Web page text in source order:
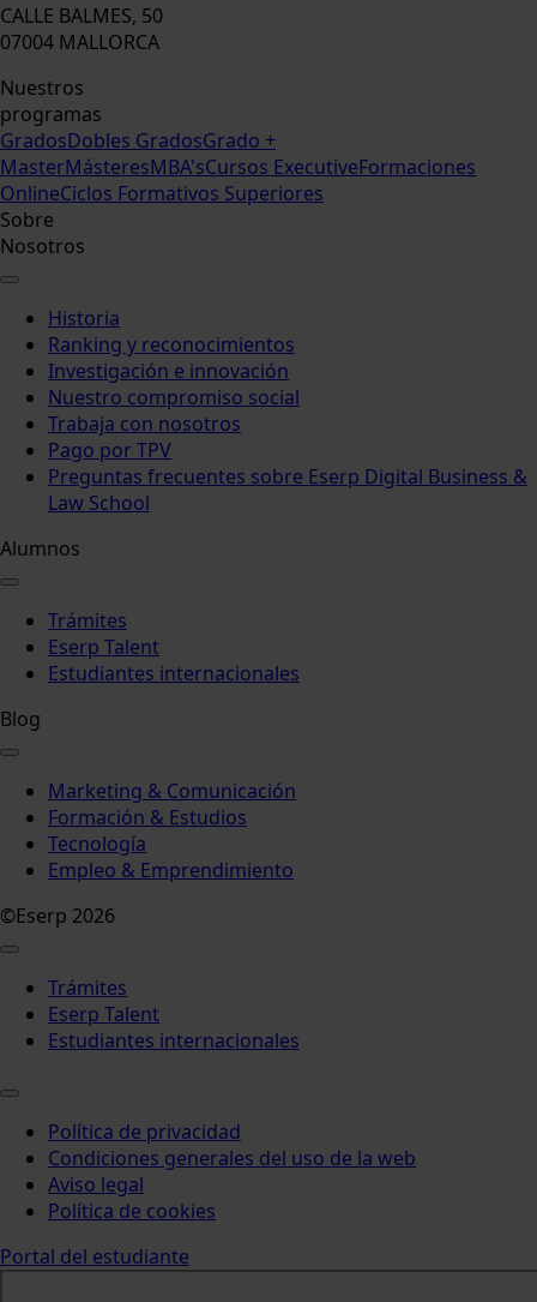
CALLE BALMES, 50
07004 MALLORCA
Nuestros
programas
GradosDobles GradosGrado +
MasterMásteresMBA'sCursos ExecutiveFormaciones
OnlineCiclos Formativos Superiores
Sobre
Nosotros
Historia
Ranking y reconocimientos
Investigación e innovación
Nuestro compromiso social
Trabaja con nosotros
Pago por TPV
Preguntas frecuentes sobre Eserp Digital Business &
Law School
Alumnos
Trámites
Eserp Talent
Estudiantes internacionales
Blog
Marketing & Comunicación
Formación & Estudios
Tecnología
Empleo & Emprendimiento
©Eserp 2026
Trámites
Eserp Talent
Estudiantes internacionales
Política de privacidad
Condiciones generales del uso de la web
Aviso legal
Política de cookies
Portal del estudiante